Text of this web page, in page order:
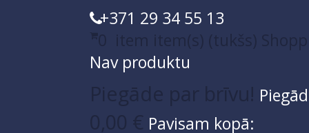
+371 29 34 55 13
0
item item(s) (tukšs)
Nav produktu
Piegāde par brīvu!
0,00 € Pavisam kopā: